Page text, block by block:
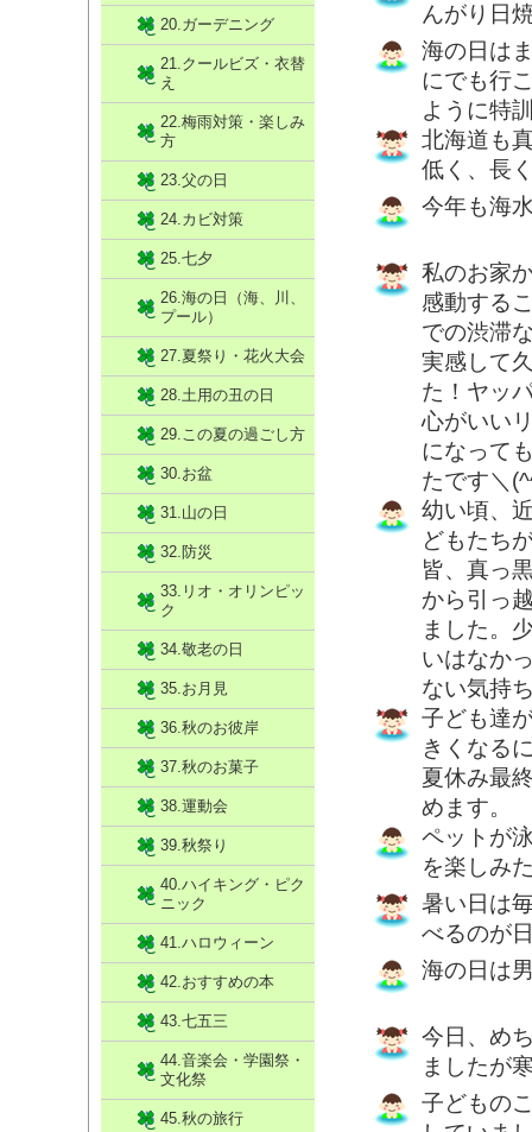
んがり日
海の日は
にでも行
ように特
北海道も
低く、長
今年も海
私のお家
感動する
での渋滞
実感して
た！ヤッ
心がいい
になって
たです＼
幼い頃、
どもたち
皆、真っ
から引っ
ました。
いはなか
ない気持
子ども達
きくなる
夏休み最
めます。
ペットが
を楽しみ
暑い日は
べるのが
海の日は
今日、め
ましたが
子どもの
20.ガーデニング
21.クールビズ・衣替
え
22.梅雨対策・楽しみ
方
23.父の日
24.カビ対策
25.七夕
26.海の日（海、川、
プール）
27.夏祭り・花火大会
28.土用の丑の日
29.この夏の過ごし方
30.お盆
31.山の日
32.防災
33.リオ・オリンピッ
ク
34.敬老の日
35.お月見
36.秋のお彼岸
37.秋のお菓子
38.運動会
39.秋祭り
40.ハイキング・ピク
ニック
41.ハロウィーン
42.おすすめの本
43.七五三
44.音楽会・学園祭・
文化祭
45.秋の旅行